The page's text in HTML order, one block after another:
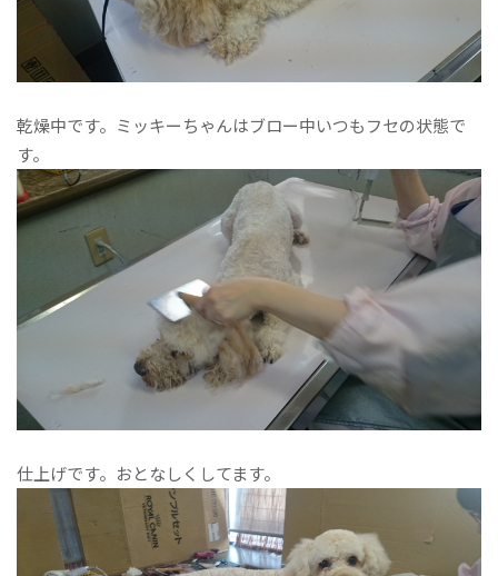
乾燥中です。ミッキーちゃんはブロー中いつもフセの状態で
す。
仕上げです。おとなしくしてます。